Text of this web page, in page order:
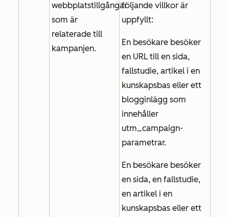
webbplatstillgångar
som är
relaterade till
kampanjen.
följande villkor är
uppfyllt:
En besökare besöker
en URL till en sida,
fallstudie, artikel i en
kunskapsbas eller ett
blogginlägg som
innehåller
utm_campaign-
parametrar.
En besökare besöker
en sida, en fallstudie,
en artikel i en
kunskapsbas eller ett